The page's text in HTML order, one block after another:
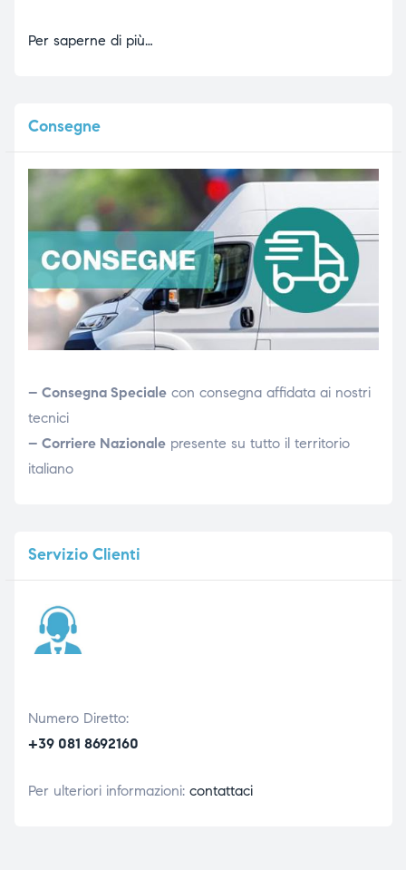
Per saperne di più…
Consegne
– Consegna Specialecon consegna affidata ai nostri
tecnici
– Corriere Nazionalepresente su tutto il territorio
italiano
ServizioClienti
Numero Diretto:
+39 081 8692160
Per ulteriori informazioni: contattaci